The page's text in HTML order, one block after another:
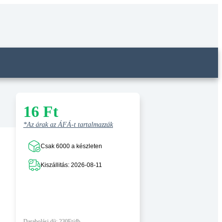
16 Ft
*Az árak az ÁFÁ-t tartalmazzák
Csak 6000 a készleten
Kiszállitás: 2026-08-11